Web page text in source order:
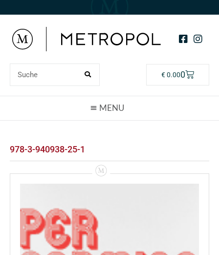
€0.000
978-3-940938-25-1